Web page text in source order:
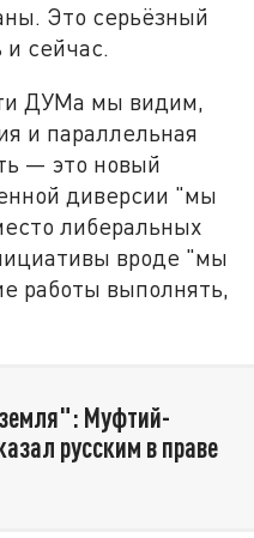
Это серьёзный
сейчас.
ДУМа мы видим,
и параллельная
— это новый
диверсии "мы
либеральных
вроде "мы
работы выполнять,
Муфтий-
русским в праве